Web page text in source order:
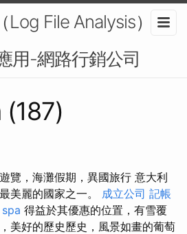
Log File Analysis）在
用-網路行銷公司
覽，海灘假期，異國旅行 意大利
美麗的國家之一。 成立公司 記帳
得益於其優惠的位置，有雪覆
美好的歷史歷史，風景如畫的葡萄